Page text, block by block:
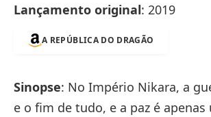
Lançamento original: 2019
A REPÚBLICA DO DRAGÃO
Sinopse: No Império Nikara, a
e o fim de tudo, e a paz é